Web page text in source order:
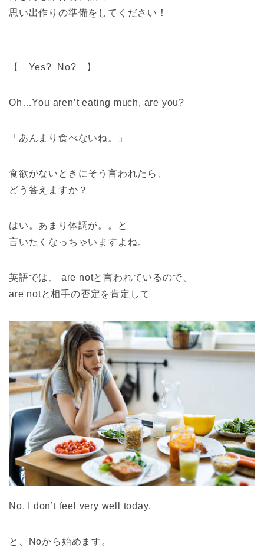
思い出作りの準備をしてください！
【 Yes? No? 】
Oh…You aren’t eating much, are you?
「あんまり食べないね。」
食欲がないときにそう言われたら、
どう答えますか？
はい。あまり体調が。。と
言いたくなっちゃいますよね。
英語では、 are notと言われているので、
are notと相手の否定を肯定して
No, I don’t feel very well today.
と、Noから始めます。